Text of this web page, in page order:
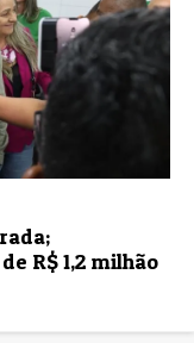
R$ 1,2 milhão